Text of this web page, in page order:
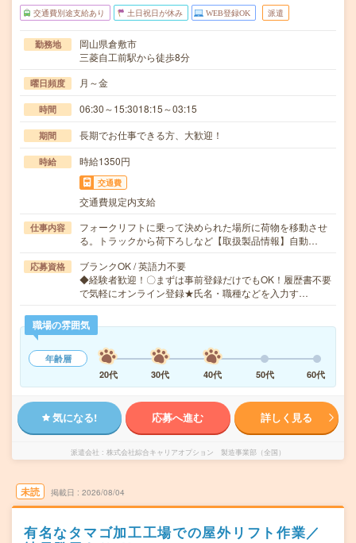
交通費別途支給あり 土日祝日が休み WEB登録OK 派遣
勤務地
岡山県倉敷市
三菱自工前駅から徒歩8分
曜日頻度 月～金
時間 06:30～15:3018:15～03:15
期間 長期でお仕事できる方、大歓迎！
時給 時給1350円
交通費
交通費規定内支給
仕事内容
フォークリフトに乗って決められた場所に荷物を移動させ
る。トラックから荷下ろしなど【取扱製品情報】自動…
応募資格
ブランクOK / 英語力不要
◆経験者歓迎！〇まずは事前登録だけでもOK！履歴書不要
で気軽にオンライン登録★氏名・職種などを入力す…
職場の雰囲気
年齢層
20代
30代 40代 50代 60代
気になる! 応募へ進む 詳しく見る
派遣会社 株式会社綜合キャリアオプション 製造事業部（全国）
未読 掲載日 2026/08/04
有名なタマゴ加工工場での屋外リフト作業／